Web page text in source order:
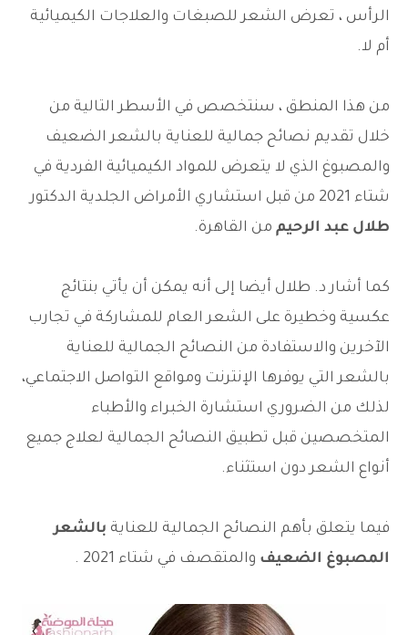
الرأس ، تعرض الشعر للصبغات والعلاجات الكيميائية
أم لا.
من هذا المنطق ، سنتخصص في الأسطر التالية من
خلال تقديم نصائح جمالية للعناية بالشعر الضعيف
والمصبوغ الذي لا يتعرض للمواد الكيميائية الفردية في
شتاء 2021 من قبل استشاري الأمراض الجلدية الدكتور
طلال عبد الرحيم من القاهرة.
كما أشار د. طلال أيضا إلى أنه يمكن أن يأتي بنتائج
عكسية وخطيرة على الشعر العام للمشاركة في تجارب
الآخرين والاستفادة من النصائح الجمالية للعناية
بالشعر التي يوفرها الإنترنت ومواقع التواصل الاجتماعي،
لذلك من الضروري استشارة الخبراء والأطباء
المتخصصين قبل تطبيق النصائح الجمالية لعلاج جميع
أنواع الشعر دون استثناء.
فيما يتعلق بأهم النصائح الجمالية للعناية بالشعر
المصبوغ الضعيف والمتقصف في شتاء 2021 .